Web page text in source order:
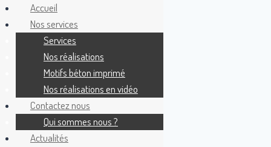
Accueil
Nos services
Services
Nos réalisations
Motifs béton imprimé
Nos réalisations en vidéo
Contactez nous
Qui sommes nous ?
Actualités